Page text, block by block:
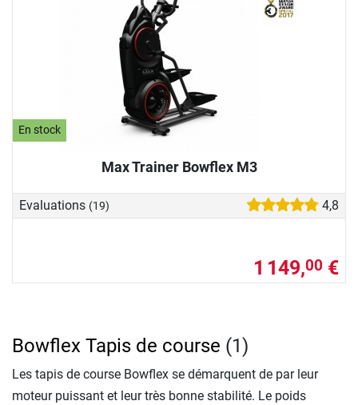
En stock
Max Trainer Bowflex M3
Evaluations (19) 4,8
1 149,00 €
Bowflex Tapis de course (1)
Les tapis de course Bowflex se démarquent de par leur
moteur puissant et leur très bonne stabilité. Le poids